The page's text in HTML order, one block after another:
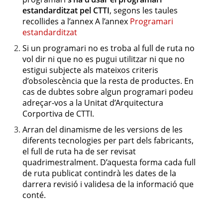
estandarditzat pel CTTI, segons les taules
recollides a l’annex A l’annex Programari
estandarditzat
Si un programari no es troba al full de ruta no
vol dir ni que no es pugui utilitzar ni que no
estigui subjecte als mateixos criteris
d’obsolescència que la resta de productes. En
cas de dubtes sobre algun programari podeu
adreçar-vos a la Unitat d’Arquitectura
Corportiva de CTTI.
Arran del dinamisme de les versions de les
diferents tecnologies per part dels fabricants,
el full de ruta ha de ser revisat
quadrimestralment. D’aquesta forma cada full
de ruta publicat contindrà les dates de la
darrera revisió i validesa de la informació que
conté.